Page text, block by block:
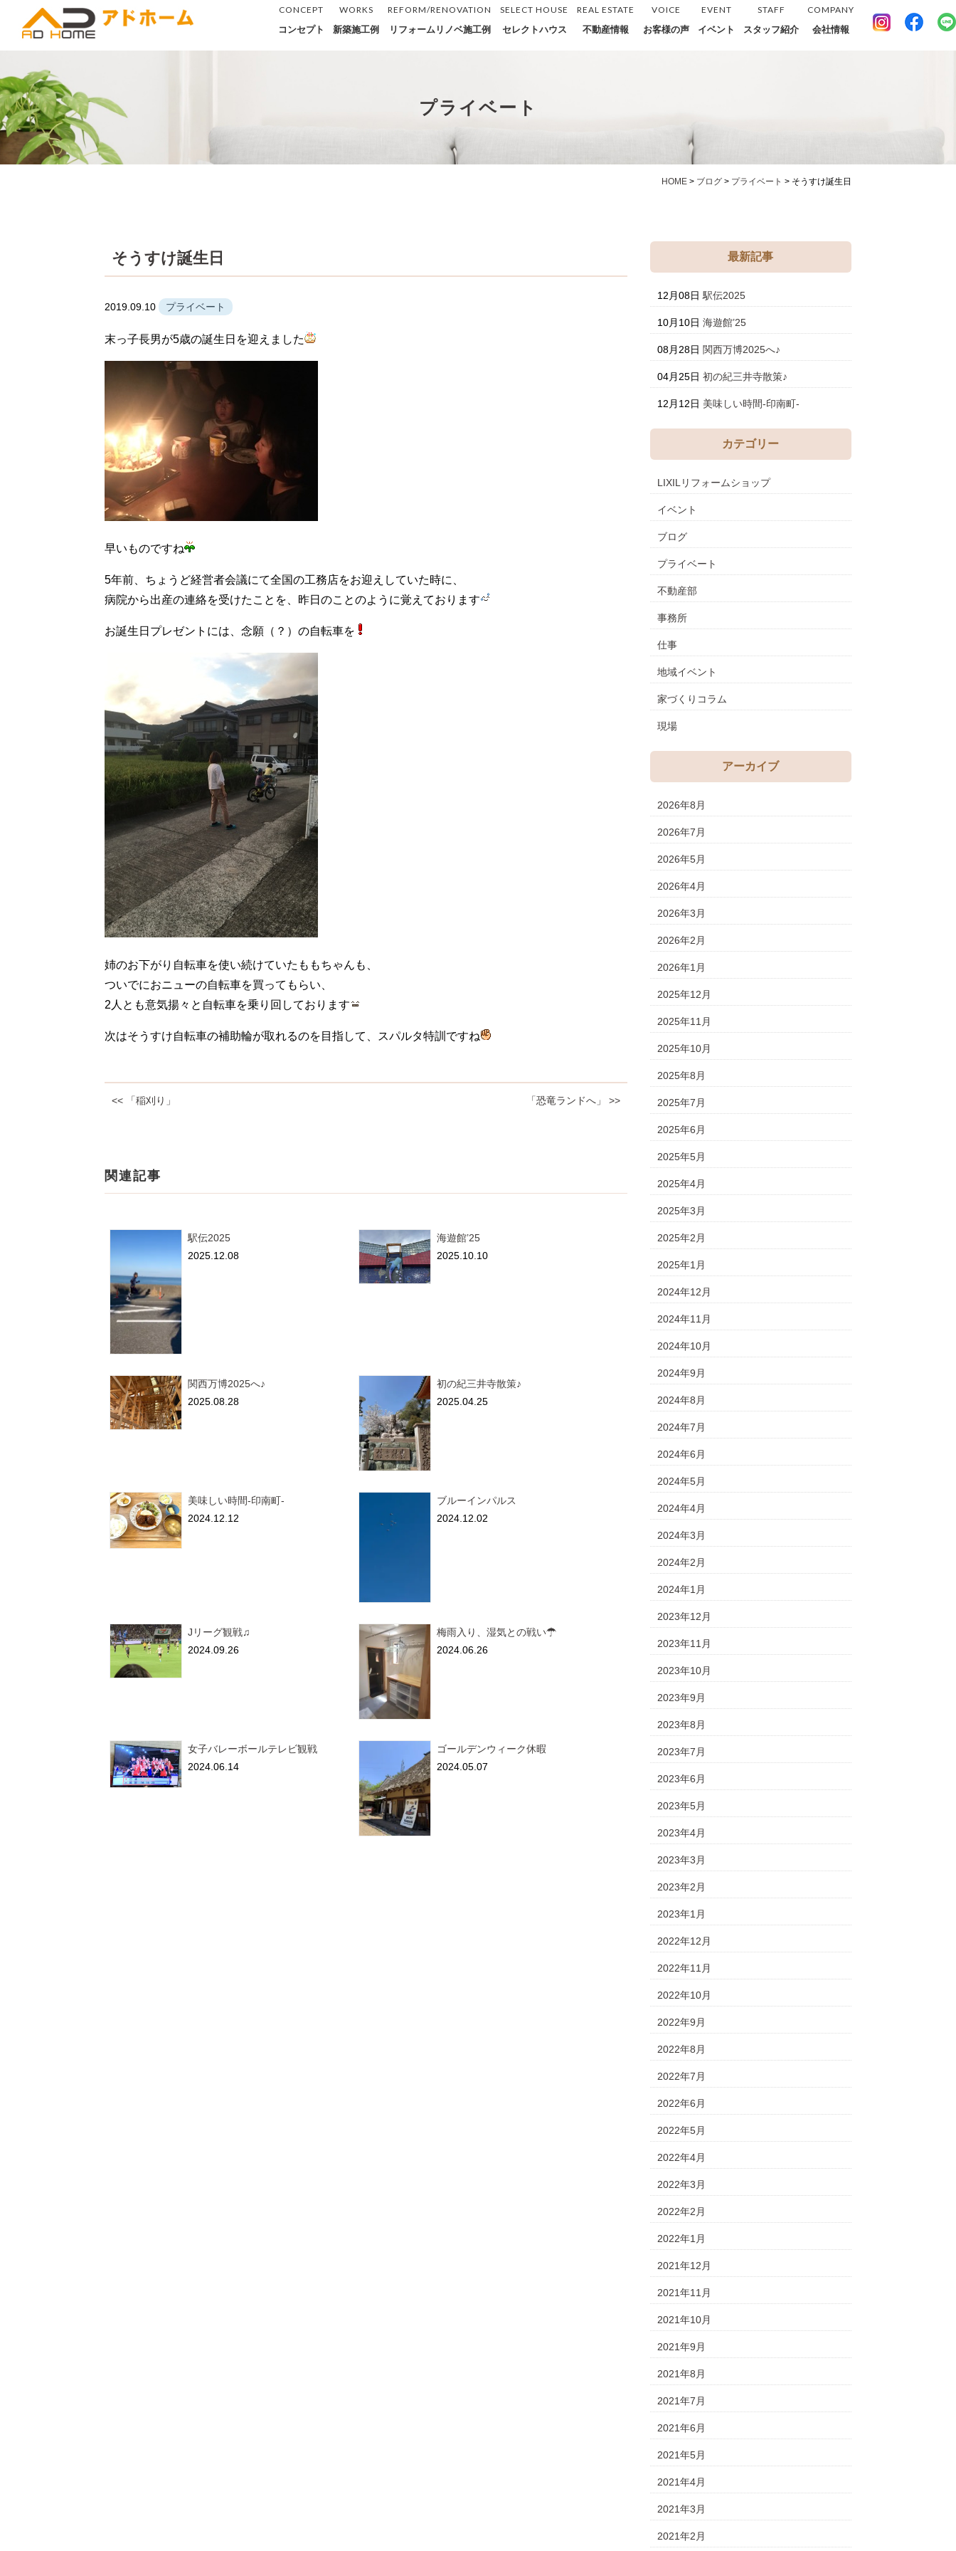
CONCEPT
コンセプト
WORKS
新築施工例
REFORM/RENOVATION
リフォームリノベ施工例
SELECT HOUSE
セレクトハウス
REAL ESTATE
不動産情報
VOICE
お客様の声
EVENT
イベント
STAFF
スタッフ紹介
COMPANY
会社情報
プライベート
HOME > ブログ > プライベート > そうすけ誕生日
そうすけ誕生日
2019.09.10 プライベート
末っ子長男が5歳の誕生日を迎えました
早いものですね
5年前、ちょうど経営者会議にて全国の工務店をお迎えしていた時に、
病院から出産の連絡を受けたことを、昨日のことのように覚えております
お誕生日プレゼントには、念願（？）の自転車を
姉のお下がり自転車を使い続けていたももちゃんも、
ついでにおニューの自転車を買ってもらい、
2人とも意気揚々と自転車を乗り回しております
次はそうすけ自転車の補助輪が取れるのを目指して、スパルタ特訓ですね
<< 「稲刈り」 「恐竜ランドへ」 >>
関連記事
駅伝2025
2025.12.08
海遊館’25
2025.10.10
関西万博2025へ♪
2025.08.28
初の紀三井寺散策♪
2025.04.25
美味しい時間-印南町-
2024.12.12
ブルーインパルス
2024.12.02
Jリーグ観戦♫
2024.09.26
梅雨入り、湿気との戦い☂
2024.06.26
女子バレーボールテレビ観戦
2024.06.14
ゴールデンウィーク休暇
2024.05.07
最新記事
12月08日 駅伝2025
10月10日 海遊館’25
08月28日 関西万博2025へ♪
04月25日 初の紀三井寺散策♪
12月12日 美味しい時間-印南町-
カテゴリー
LIXILリフォームショップ
イベント
ブログ
プライベート
不動産部
事務所
仕事
地域イベント
家づくりコラム
現場
アーカイブ
2026年8月
2026年7月
2026年5月
2026年4月
2026年3月
2026年2月
2026年1月
2025年12月
2025年11月
2025年10月
2025年8月
2025年7月
2025年6月
2025年5月
2025年4月
2025年3月
2025年2月
2025年1月
2024年12月
2024年11月
2024年10月
2024年9月
2024年8月
2024年7月
2024年6月
2024年5月
2024年4月
2024年3月
2024年2月
2024年1月
2023年12月
2023年11月
2023年10月
2023年9月
2023年8月
2023年7月
2023年6月
2023年5月
2023年4月
2023年3月
2023年2月
2023年1月
2022年12月
2022年11月
2022年10月
2022年9月
2022年8月
2022年7月
2022年6月
2022年5月
2022年4月
2022年3月
2022年2月
2022年1月
2021年12月
2021年11月
2021年10月
2021年9月
2021年8月
2021年7月
2021年6月
2021年5月
2021年4月
2021年3月
2021年2月